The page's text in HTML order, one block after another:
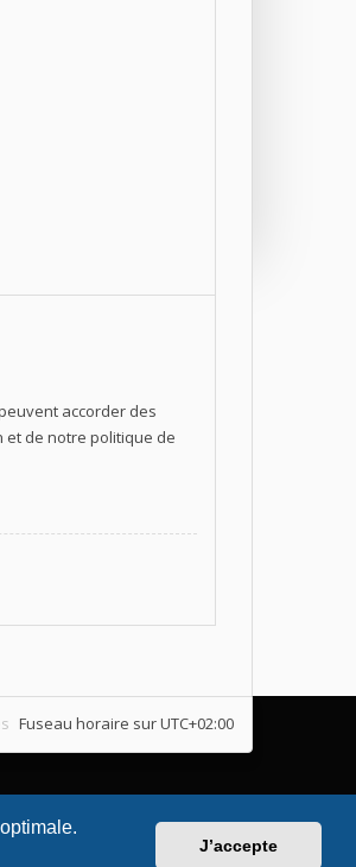
J’accepte
accorder des
et de notre politique de
Fuseau horaire surUTC+02:00